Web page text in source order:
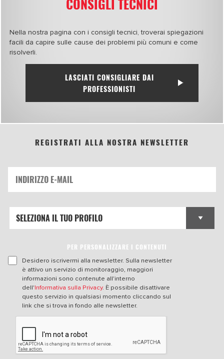
CONSIGLI TECNICI
Nella nostra pagina con i consigli tecnici, troverai spiegazioni
facili da capire sulle cause dei problemi più comuni e come
risolverli.
LASCIATI CONSIGLIARE DAI
PROFESSIONISTI
REGISTRATI ALLA NOSTRA NEWSLETTER
PER PERSONALIZZARE I CONTENUTI
Desidero iscrivermi alla newsletter. Sulla newsletter
è attivo un servizio di monitoraggio, maggiori
informazioni sono contenute all'interno
dell'Informativa sulla Privacy. È possibile disattivare
questo servizio in qualsiasi momento cliccando sul
link che si trova in fondo alle newsletter.